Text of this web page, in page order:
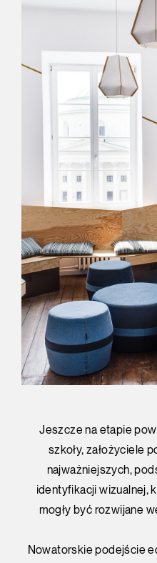
Jeszcze na etapie
szkoły, założyciele
najważniejszych,
identyfikacji wizualnej,
mogły być rozwijane
Nowatorskie podejście